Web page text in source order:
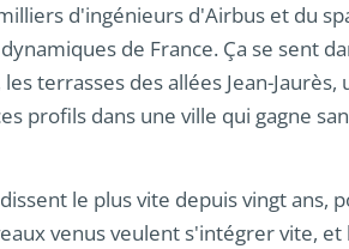
d'ingénieurs d'Airbus et du
de France. Ça se sent
terrasses des allées Jean-Jaurès,
profils dans une ville qui gagne
le plus vite depuis vingt ans,
venus veulent s'intégrer vite, et